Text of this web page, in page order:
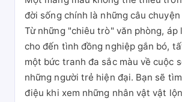
đời sống chính là những câu
Từ những "chiêu trò" văn phòng, áp
cho đến tình đồng nghiệp gắn bó,
một bức tranh đa sắc màu về cuộc
những người trẻ hiện đại. Bạn sẽ
điệu khi xem những nhân vật vật